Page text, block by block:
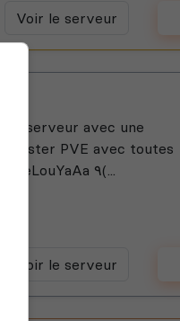
Voir le serveur
serveur avec une
Cluster PVE avec toutes
les cartes officiels à leurs sorties WaZaAaLeLouYaAa ٩(...
Voir le serveur